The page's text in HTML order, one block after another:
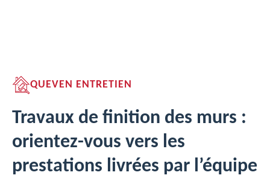
QUEVEN ENTRETIEN
Travaux de finition des murs :
orientez-vous vers les
prestations livrées par l’équipe